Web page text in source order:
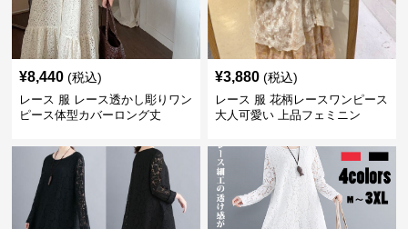
¥8,440 (税込)
レース 服 レース透かし彫りワン
ピース体型カバーロング丈
¥3,880 (税込)
レース 服 花柄レースワンピース
大人可愛い 上品フェミニン